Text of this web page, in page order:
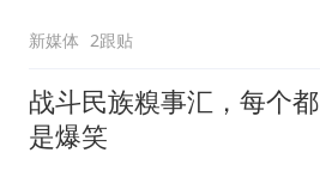
新媒体 2跟贴
战斗民族糗事汇，每个都
是爆笑